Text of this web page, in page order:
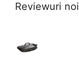
Reviewuri noi